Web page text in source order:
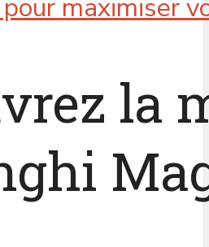
maximiser
la